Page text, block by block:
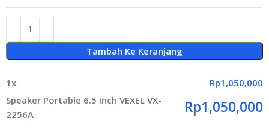
Tambah Ke Keranjang
1x Rp1,050,000
Speaker Portable 6.5 Inch VEXEL VX-
2256A
Rp1,050,000